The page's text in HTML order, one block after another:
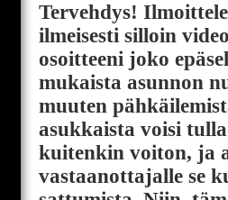
Tervehdys!
ilmeisesti silloin
osoitteeni joko
mukaista asunnon
muuten
asukkaista voisi
kuitenkin voiton, ja
vastaanottajalle se